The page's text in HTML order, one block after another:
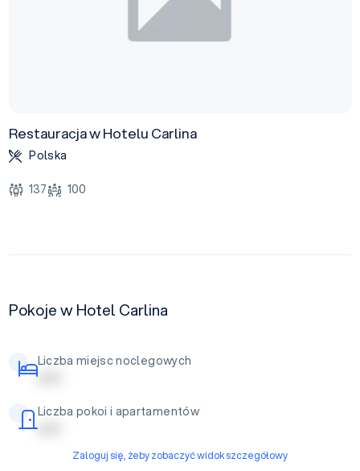
Restauracja w Hotelu Carlina
Polska
137 100
Pokoje w Hotel Carlina
Liczba miejsc noclegowych
| | | | |
Liczba pokoi i apartamentów
| | | | |
Zaloguj się, żeby zobaczyć widok szczegółowy